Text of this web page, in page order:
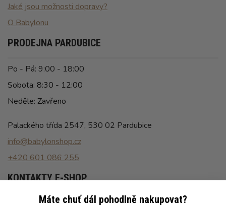
Jaké jsou možnosti dopravy?
O Babylonu
PRODEJNA PARDUBICE
Po - Pá: 9:00 - 18:00
Sobota: 8:30 - 12:00
Neděle: Zavřeno
Palackého třída 2547, 530 02 Pardubice
info@babylonshop.cz
+420 601 086 255
KONTAKTY E-SHOP
Po - Pá: 8:00 - 16:30
Máte chuť dál pohodlně nakupovat?